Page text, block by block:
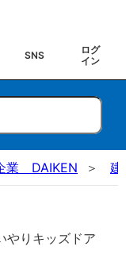
SNS
ログ
イン
業 DAIKEN 建
やりキッズドア